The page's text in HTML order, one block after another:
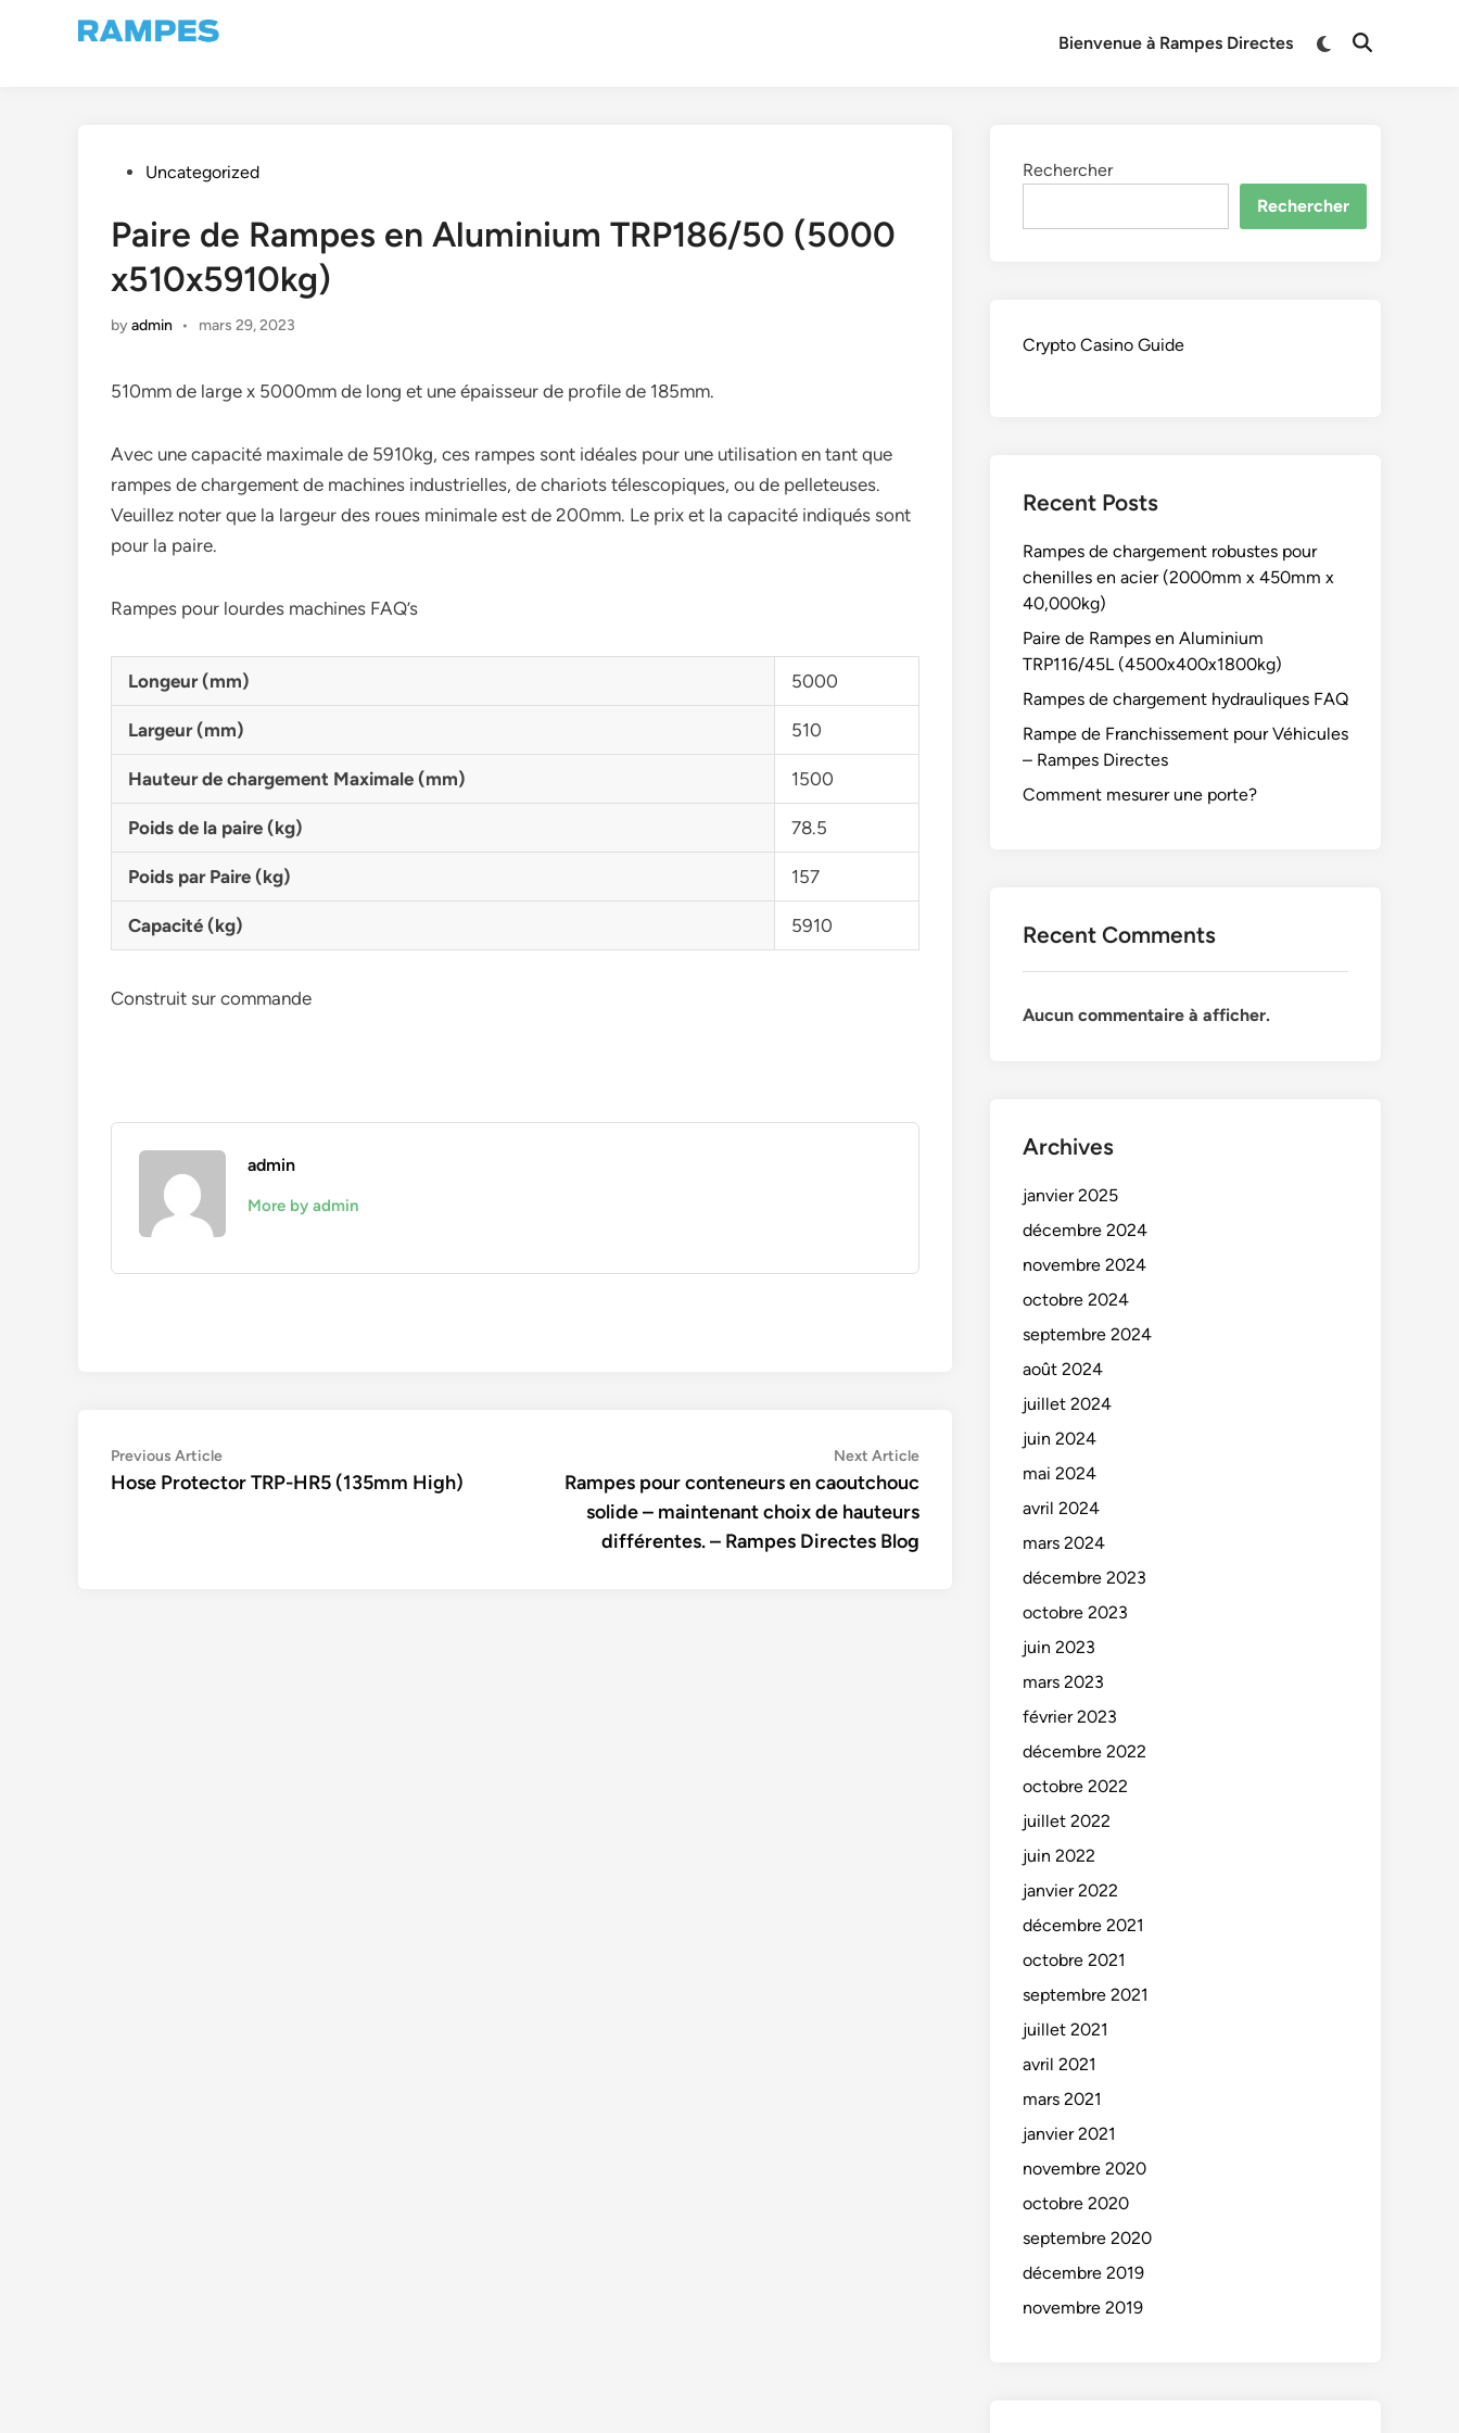
Bienvenue à Rampes Directes
Switch
Open
PostedUncategorized
Paire de Rampes en Aluminium TRP186/50 (5000
x510x5910kg)
byadmin • mars 29, 2023
510mm de large x 5000mm de long et une épaisseur de profile de 185mm.
Avec une capacité maximale de 5910kg, ces rampes sont idéales pour une utilisation en tant que
rampes de chargement de machines industrielles, de chariots télescopiques, ou de pelleteuses.
Veuillez noter que la largeur des roues minimale est de 200mm. Le prix et la capacité indiqués sont
pour la paire.
Rampes pour lourdes machines FAQ’s
Longeur (mm) 5000
Largeur (mm) 510
Hauteur de chargement Maximale (mm) 1500
Poids de la paire (kg) 78.5
Poids par Paire (kg) 157
Capacité (kg) 5910
Construit sur commande
admin
More by admin
Navigation
de
Previous ArticlePrevious
article:
Hose Protector TRP-HR5 (135mm High)
Next ArticleNext
Rampes pour conteneurs en caoutchouc
solide – maintenant choix de hauteurs
différentes. – Rampes Directes Blog
Rechercher
Rechercher
Crypto Casino Guide
Recent Posts
Rampes de chargement robustes pour
chenilles en acier (2000mm x 450mm x
40,000kg)
Paire de Rampes en Aluminium
TRP116/45L (4500x400x1800kg)
Rampes de chargement hydrauliques FAQ
Rampe de Franchissement pour Véhicules
– Rampes Directes
Comment mesurer une porte?
Recent Comments
Aucun commentaire à afficher.
Archives
janvier 2025
décembre 2024
novembre 2024
octobre 2024
septembre 2024
août 2024
juillet 2024
juin 2024
mai 2024
avril 2024
mars 2024
décembre 2023
octobre 2023
juin 2023
mars 2023
février 2023
décembre 2022
octobre 2022
juillet 2022
juin 2022
janvier 2022
décembre 2021
octobre 2021
septembre 2021
juillet 2021
avril 2021
mars 2021
janvier 2021
novembre 2020
octobre 2020
septembre 2020
décembre 2019
novembre 2019